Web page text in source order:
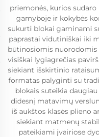
priemonės, kurios
gamyboje ir kokybės
sukurti blokai gaminami
paprastai vidutiniškai iki
būtinosiomis
visiškai lygiagrečias
siekiant išskirtinio
formatas palyginti su
blokais suteikia
didesnį matavimų
iš aukštos klasės plieno
siekiant matmenų
pateikiami įvairiose